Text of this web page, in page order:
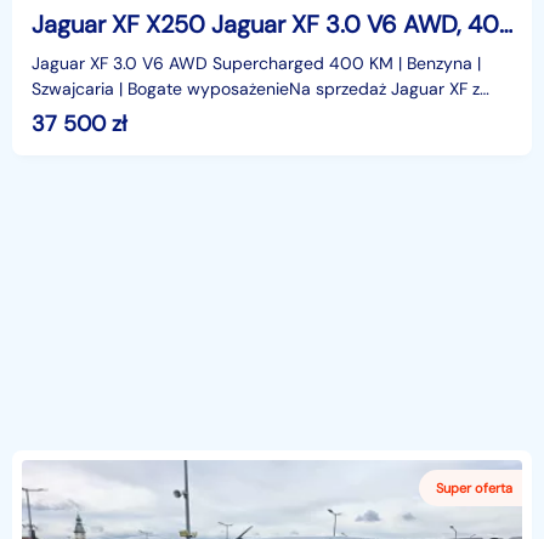
Jaguar XF X250 Jaguar XF 3.0 V6 AWD, 400 KM | Benzyna
Jaguar XF 3.0 V6 AWD Supercharged 400 KM | Benzyna |
Szwajcaria | Bogate wyposażenieNa sprzedaż Jaguar XF z
2013 roku wyposażony w rzadko spotykany silnik benzy
37 500zł